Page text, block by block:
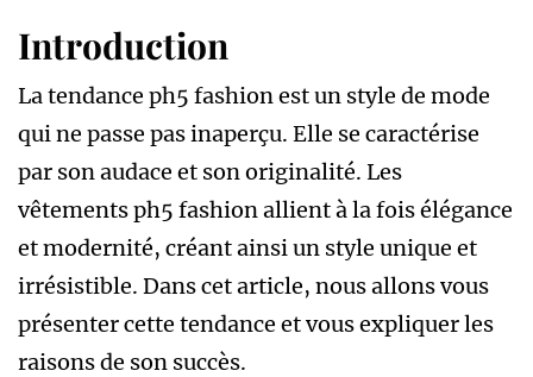
Introduction
La tendance ph5 fashion est un style de mode
qui ne passe pas inaperçu. Elle se caractérise
par son audace et son originalité. Les
vêtements ph5 fashion allient à la fois élégance
et modernité, créant ainsi un style unique et
irrésistible. Dans cet article, nous allons vous
présenter cette tendance et vous expliquer les
raisons de son succès.